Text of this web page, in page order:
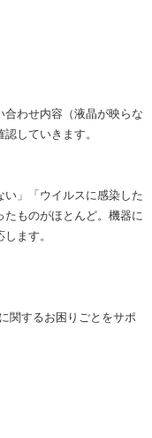
わせ内容（液晶が映らな
していきます。
い」「ウイルスに感染した
ものがほとんど。機器に
ます。
関するお困りごとをサポ